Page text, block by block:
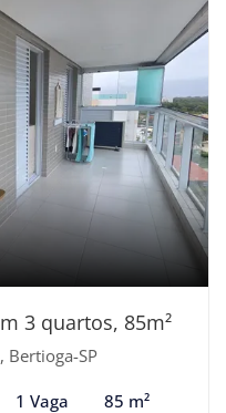
3 quartos, 85m²
Bertioga-SP
1 Vaga 85 m²